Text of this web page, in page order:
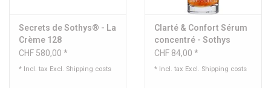
Secrets de Sothys® - La
Crème 128
CHF 580,00 *
* Incl. tax Excl. Shipping costs
Clarté & Confort Sérum
concentré - Sothys
CHF 84,00 *
* Incl. tax Excl. Shipping costs